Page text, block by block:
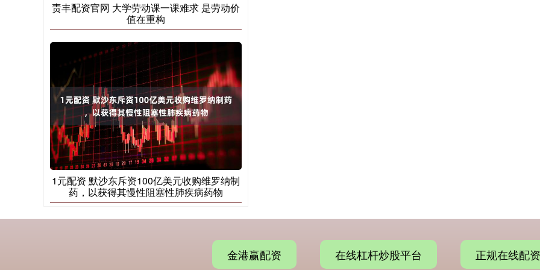
责丰配资官网 大学劳动课一课难求 是劳动价
值在重构
1元配资 默沙东斥资100亿美元收购维罗纳制
药，以获得其慢性阻塞性肺疾病药物
金港赢配资 在线杠杆炒股平台 正规在线配